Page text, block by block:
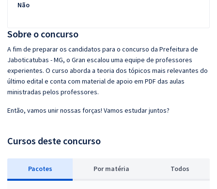
Sobre o concurso
A fim de preparar os candidatos para o concurso da Prefeitura de
Jaboticatubas - MG, o Gran escalou uma equipe de professores
experientes. O curso aborda a teoria dos tópicos mais relevantes do
último edital e conta com material de apoio em PDF das aulas
ministradas pelos professores.
Então, vamos unir nossas forças! Vamos estudar juntos?
Cursos deste concurso
Pacotes Por matéria Todos
Não